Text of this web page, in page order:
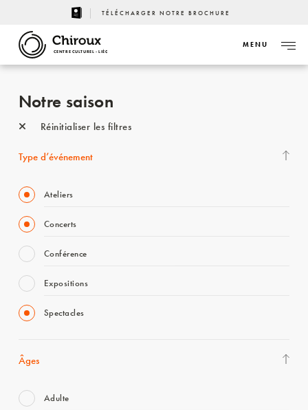
TÉLÉCHARGER NOTRE BROCHURE
CENTRE CULTUREL - LIÈGE
MENU
Notre saison
Réinitialiser les filtres
Type d’événement
Ateliers
Concerts
Conférence
Expositions
Spectacles
Âges
Adulte